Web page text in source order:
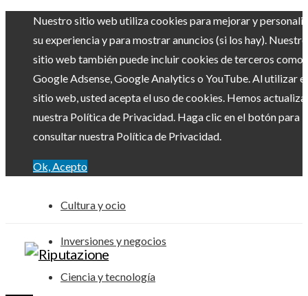
Nuestro sitio web utiliza cookies para mejorar y
su experiencia y para mostrar anuncios (si los hay). Nuestro
sitio web también puede incluir cookies de terceros como
Google Adsense, Google Analytics o YouTube. Al utilizar el
sitio web, usted acepta el uso de cookies. Hemos
nuestra Política de Privacidad. Haga clic en el botón para
consultar nuestra Política de Privacidad.
Ok, Acepto
Cultura y ocio
Inversiones y negocios
Ciencia y tecnología